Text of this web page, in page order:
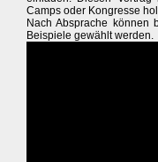
Camps oder Kongresse
Nach Absprache können
Beispiele gewählt werden.